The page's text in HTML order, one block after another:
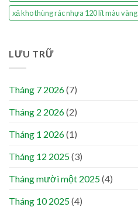
xả kho thùng rác nhựa 120 lít màu vàng
LƯU TRỮ
Tháng 7 2026(7)
Tháng 2 2026(2)
Tháng 1 2026(1)
Tháng 12 2025(3)
Tháng mười một 2025(4)
Tháng 10 2025(4)